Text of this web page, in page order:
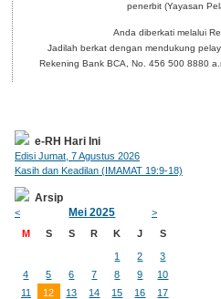
penerbit (Yayasan
Anda diberkati melalui
Jadilah berkat dengan mendukung
Rekening Bank BCA, No. 456 500 8880
e-RH Hari Ini
Edisi Jumat, 7 Agustus 2026
Kasih dan Keadilan (IMAMAT 19:9-18)
Arsip
< Mei 2025
>
M
S S R K J S
1 2
3
4
5 6 7 8 9
10
11
12 13 14 15 16
17